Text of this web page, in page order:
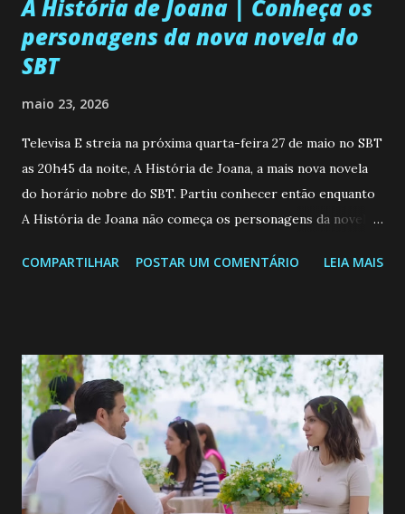
A História de Joana | Conheça os
personagens da nova novela do
SBT
maio 23, 2026
Televisa E streia na próxima quarta-feira 27 de maio no SBT
as 20h45 da noite, A História de Joana, a mais nova novela
do horário nobre do SBT. Partiu conhecer então enquanto
A História de Joana não começa os personagens da novela?
de 25/05/26 a 31/05/26 JOANA GUADALUPE (Camila
permanecer virgem até encontrar o homem que realmente
ama, o que não é fácil, já que dedica todas as suas energias a
se aprimorar, trabalhando, estudando e se orgulhando de
ser a primeira mulher da família a ingressar na
universidade. Ela tem uma personalidade muito alegre, é
muito madura para a idade, determinada, criativa e
COMPARTILHAR POSTAR UM COMENTÁRIO LEIA MAIS